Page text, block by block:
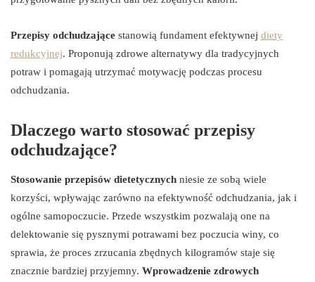
Przepisy odchudzające stanowią fundament efektywnej diety
redukcyjnej. Proponują zdrowe alternatywy dla tradycyjnych
potraw i pomagają utrzymać motywację podczas procesu
odchudzania.
Dlaczego warto stosować przepisy
odchudzające?
Stosowanie przepisów dietetycznych niesie ze sobą wiele
korzyści, wpływając zarówno na efektywność odchudzania, jak i
ogólne samopoczucie. Przede wszystkim pozwalają one na
delektowanie się pysznymi potrawami bez poczucia winy, co
sprawia, że proces zrzucania zbędnych kilogramów staje się
znacznie bardziej przyjemny. Wprowadzenie zdrowych